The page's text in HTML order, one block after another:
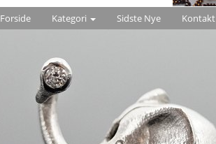
Forside Kategori Sidste Nye Kontakt